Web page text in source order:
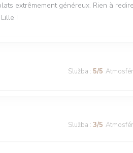
extrêmement généreux. Rien à
!
Služba : 5/5
Služba : 3/5